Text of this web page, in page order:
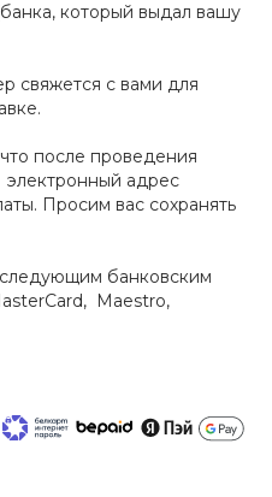
который выдал вашу
свяжется с вами для
после проведения
электронный адрес
Просим вас сохранять
банковским
Maestro,